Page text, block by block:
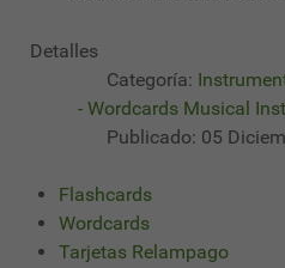
Detalles
Categoría:
- Wordcards Musical
Publicado: 05
Flashcards
Wordcards
Tarjetas Relampago